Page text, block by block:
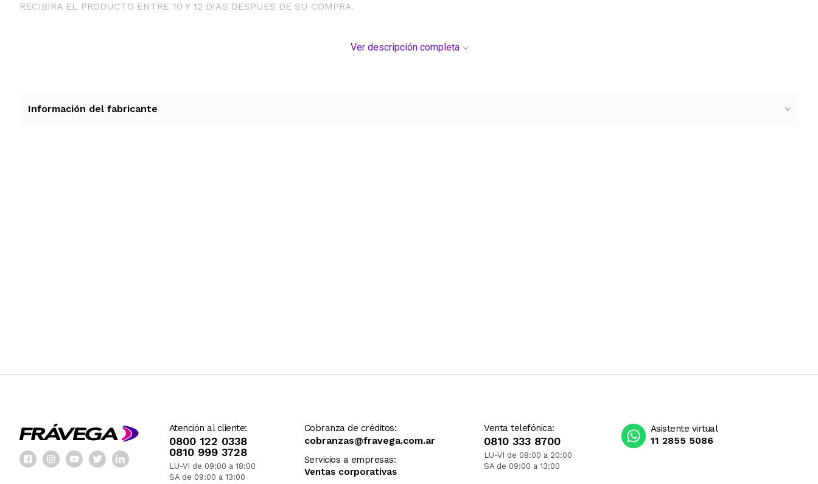
RECIBIRA EL PRODUCTO ENTRE 10 Y 12 DIAS DESPUES DE SU COMPRA.
Ver descripción completa
Información del fabricante
Atención al cliente:
0800 122 0338
0810 999 3728
LU-VI de 09:00 a 18:00
SA de 09:00 a 13:00
Cobranza de créditos:
cobranzas@fravega.com.ar
Servicios a empresas:
Ventas corporativas
Venta telefónica:
0810 333 8700
LU-VI de 08:00 a 20:00
SA de 09:00 a 13:00
Asistente virtual
11 2855 5086